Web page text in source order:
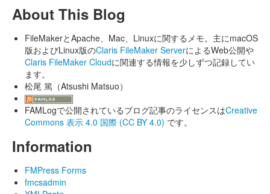
About This Blog
FileMakerとApache、Mac、Linuxに関するメモ。主にmacOS
版およびLinux版のClaris FileMaker ServerによるWeb公開や
Claris FileMaker Cloudに関連する情報を少しずつ記録してい
ます。
松尾 篤（Atsushi Matsuo）
FAMLogで公開されているブログ記事のライセンスはCreative
Commons 表示 4.0 国際 (CC BY 4.0) です。
Information
FMPress Forms
fmcsadmin